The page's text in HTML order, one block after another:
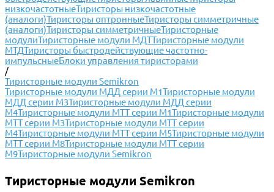
низкочастотныеТиристоры низкочастотные
(аналоги)Тиристоры оптронныеТиристоры симметричные
(аналоги)Тиристоры симметричныеТиристорные
модулиТиристорные модули МДТТиристорные модули
МТДТиристоры быстродействующие частотно-
импульсныеБлоки управления тиристорами
/
Тиристорные модули Semikron
Тиристорные модули МДД серии М1Тиристорные модули
МДД серии М3Тиристорные модули МДД серии
М4Тиристорные модули МТТ серии М1Тиристорные модули
МТТ серии М3Тиристорные модули МТТ серии
М4Тиристорные модули МТТ серии М5Тиристорные модули
МТТ серии М8Тиристорные модули МТТ серии
М9Тиристорные модули Semikron
Тиристорные модули Semikron